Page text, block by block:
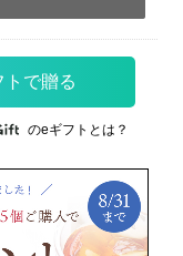
で贈る
のeギフトとは？